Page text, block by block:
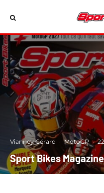
Vianney Gérard · MotoGP ·
Sport Bikes